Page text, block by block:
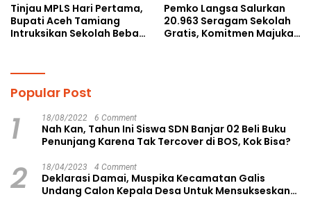
Tinjau MPLS Hari Pertama,
Bupati Aceh Tamiang
Intruksikan Sekolah Bebas
Pemko Langsa Salurkan
20.963 Seragam Sekolah
Gratis, Komitmen Majukan
Popular Post
1 18/08/2022 6 Comment
Nah Kan, Tahun Ini Siswa SDN Banjar 02 Beli Buku
Penunjang Karena Tak Tercover di BOS, Kok Bisa?
2 18/04/2023 4 Comment
Deklarasi Damai, Muspika Kecamatan Galis
Undang Calon Kepala Desa Untuk Mensukseskan